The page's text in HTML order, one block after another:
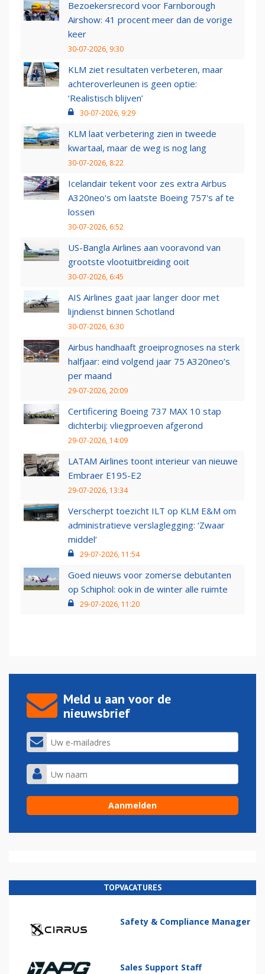
Bezoekersrecord voor Farnborough
Airshow: 41 procent meer dan de vorige
keer
30-07-2026, 9:30
KLM ziet resultaten verbeteren, maar
achteroverleunen is geen optie:
‘Realistisch blijven’
30-07-2026, 9:29
KLM laat verbetering zien in tweede
kwartaal, maar de weg is nog lang
30-07-2026, 8:22
Icelandair tekent voor zes extra Airbus
A320neo's om laatste Boeing 757's af te
lossen
30-07-2026, 6:52
US-Bangla Airlines aan vooravond van
grootste vlootuitbreiding ooit
30-07-2026, 6:45
AIS Airlines gaat jaar langer door met
lijndienst binnen Schotland
30-07-2026, 6:30
Airbus handhaaft groeiprognoses na sterk
halfjaar: eind volgend jaar 75 A320neo’s
per maand
29-07-2026, 20:09
Certificering Boeing 737 MAX 10 stap
dichterbij: vliegproeven afgerond
29-07-2026, 14:09
LATAM Airlines toont interieur van nieuwe
Embraer E195-E2
29-07-2026, 13:34
Verscherpt toezicht ILT op KLM E&M om
administratieve verslaglegging: ‘Zwaar
middel’
29-07-2026, 11:54
Goed nieuws voor zomerse debutanten
op Schiphol: ook in de winter alle ruimte
29-07-2026, 11:20
Meld u aan voor de
nieuwsbrief
TOPVACATURES
Safety & Compliance Manager
Sales Support Staff